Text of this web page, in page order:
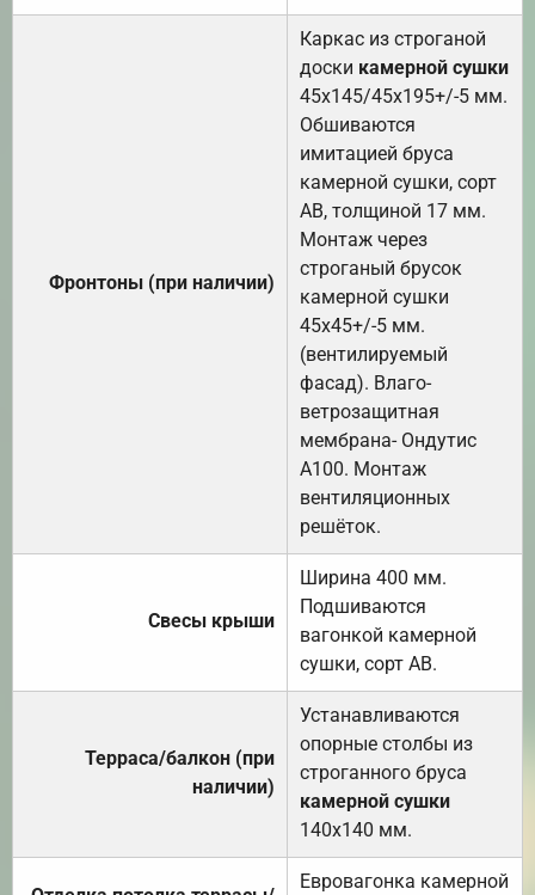
Фронтоны (при наличии)
Каркас из строганой
доски камерной сушки
45х145/45х195+/-5 мм.
Обшиваются
имитацией бруса
камерной сушки, сорт
АВ, толщиной 17 мм.
Монтаж через
строганый брусок
камерной сушки
45х45+/-5 мм.
(вентилируемый
фасад). Влаго-
ветрозащитная
мембрана- Ондутис
А100. Монтаж
вентиляционных
решёток.
Свесы крыши
Ширина 400 мм.
Подшиваются
вагонкой камерной
сушки, сорт АВ.
Терраса/балкон (при
наличии)
Устанавливаются
опорные столбы из
строганного бруса
камерной сушки
140х140 мм.
Евровагонка камерной